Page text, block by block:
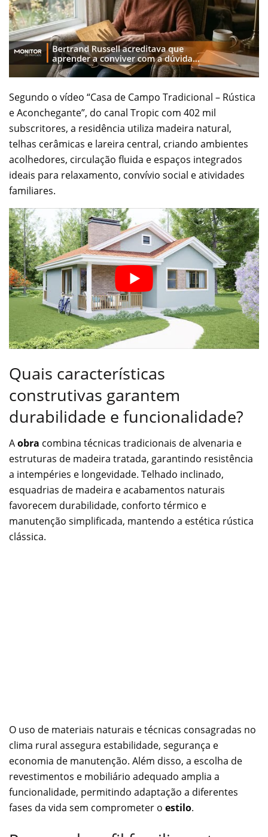
Segundo o vídeo “Casa de Campo Tradicional – Rústica
e Aconchegante”, do canal Tropic com 402 mil
subscritores, a residência utiliza madeira natural,
telhas cerâmicas e lareira central, criando ambientes
acolhedores, circulação fluida e espaços integrados
ideais para relaxamento, convívio social e atividades
familiares.
Quais características
construtivas garantem
durabilidade e funcionalidade?
Aobra combina técnicas tradicionais de alvenaria e
estruturas de madeira tratada, garantindo resistência
a intempéries e longevidade. Telhado inclinado,
esquadrias de madeira e acabamentos naturais
favorecem durabilidade, conforto térmico e
manutenção simplificada, mantendo a estética rústica
clássica.
O uso de materiais naturais e técnicas consagradas no
clima rural assegura estabilidade, segurança e
economia de manutenção. Além disso, a escolha de
revestimentos e mobiliário adequado amplia a
funcionalidade, permitindo adaptação a diferentes
fases da vida sem comprometer o estilo.